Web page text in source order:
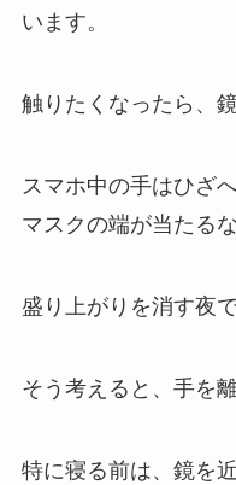
います。
触りたくなったら、
スマホ中の手はひざへ
マスクの端が当たる
盛り上がりを消す夜
そう考えると、手を
特に寝る前は、鏡を